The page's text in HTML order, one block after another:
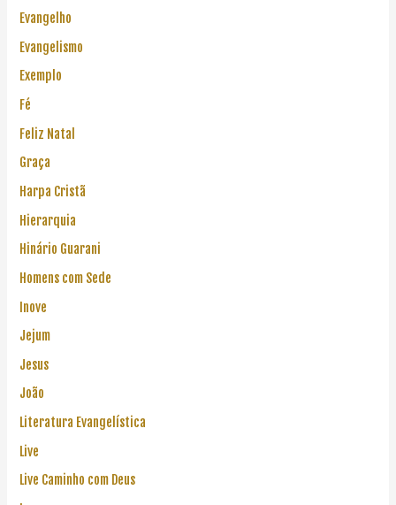
Evangelho
Evangelismo
Exemplo
Fé
Feliz Natal
Graça
Harpa Cristã
Hierarquia
Hinário Guarani
Homens com Sede
Inove
Jejum
Jesus
João
Literatura Evangelística
Live
Live Caminho com Deus